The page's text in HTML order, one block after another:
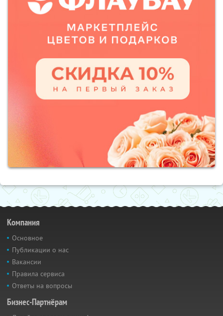
Компания
Основное
Публикации о нас
Вакансии
Правила сервиса
Ответы на вопросы
Бизнес-Партнёрам